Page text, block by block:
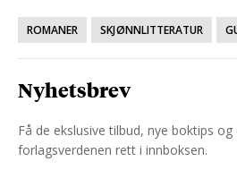
ROMANER SKJØNNLITTERATUR
Nyhetsbrev
Få de ekslusive tilbud, nye boktips
forlagsverdenen rett i innboksen.